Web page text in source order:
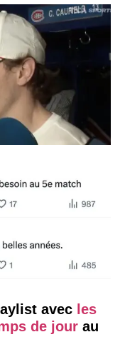
avec les
de jour au